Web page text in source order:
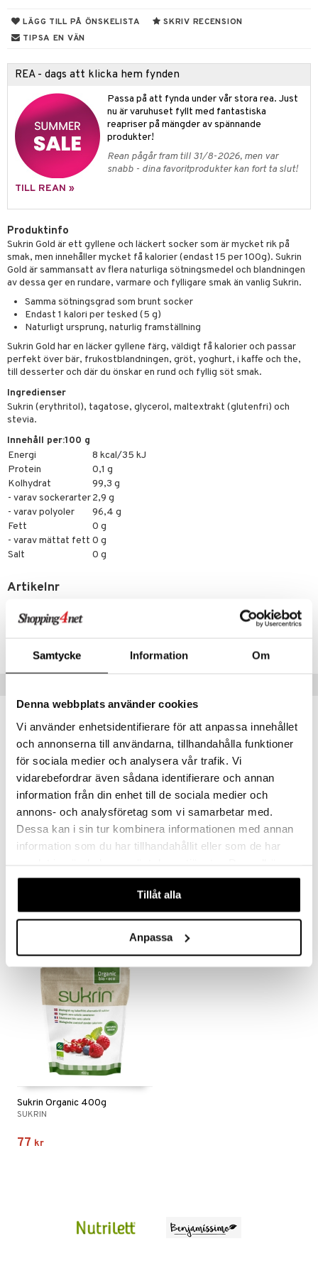
Samtycke Information Om
Denna webbplats använder cookies
Vi använder enhetsidentifierare för att anpassa innehållet
och annonserna till användarna, tillhandahålla funktioner
för sociala medier och analysera vår trafik. Vi
vidarebefordrar även sådana identifierare och annan
information från din enhet till de sociala medier och
annons- och analysföretag som vi samarbetar med.
Dessa kan i sin tur kombinera informationen med annan
information som du har tillhandahållit eller som de har
våra cookies vid fortsatt användande av vår webbplats.
Tillåt alla
Anpassa
LÄGG TILL PÅ ÖNSKELISTA
SKRIV RECENSION
TIPSA EN VÄN
REA - dags att klicka hem fynden
Passa på att fynda under vår stora rea. Just
nu är varuhuset fyllt med fantastiska
reapriser på mängder av spännande
produkter!
Rean pågår fram till 31/8-2026, men var
snabb - dina favoritprodukter kan fort ta slut!
TILL REAN »
Produktinfo
Sukrin Gold är ett gyllene och läckert socker som är mycket rik på
smak, men innehåller mycket få kalorier (endast 15 per 100g). Sukrin
Gold är sammansatt av flera naturliga sötningsmedel och blandningen
av dessa ger en rundare, varmare och fylligare smak än vanlig Sukrin.
Samma sötningsgrad som brunt socker
Endast 1 kalori per tesked (5 g)
Naturligt ursprung, naturlig framställning
Sukrin Gold har en läcker gyllene färg, väldigt få kalorier och passar
perfekt över bär, frukostblandningen, gröt, yoghurt, i kaffe och the,
till desserter och där du önskar en rund och fyllig söt smak.
Ingredienser
Sukrin (erythritol), tagatose, glycerol, maltextrakt (glutenfri) och
stevia.
Innehåll per:100 g
Energi
8 kcal/35 kJ
Protein
0,1 g
Kolhydrat
99,3 g
- varav sockerarter2,9 g
- varav polyoler
96,4 g
Fett
0 g
- varav mättat fett 0 g
Salt
0 g
Artikelnr
SUKRIN SUKRIN
Sukrin Organic 400g
SUKRIN
77 kr
& nötter
& avgiftning
fot
dusch & tvål
oljor
utan sol
K
svar